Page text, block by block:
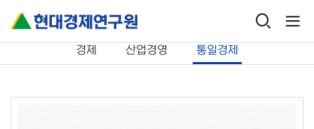
연구보고서
경제 산업경영 통일경제